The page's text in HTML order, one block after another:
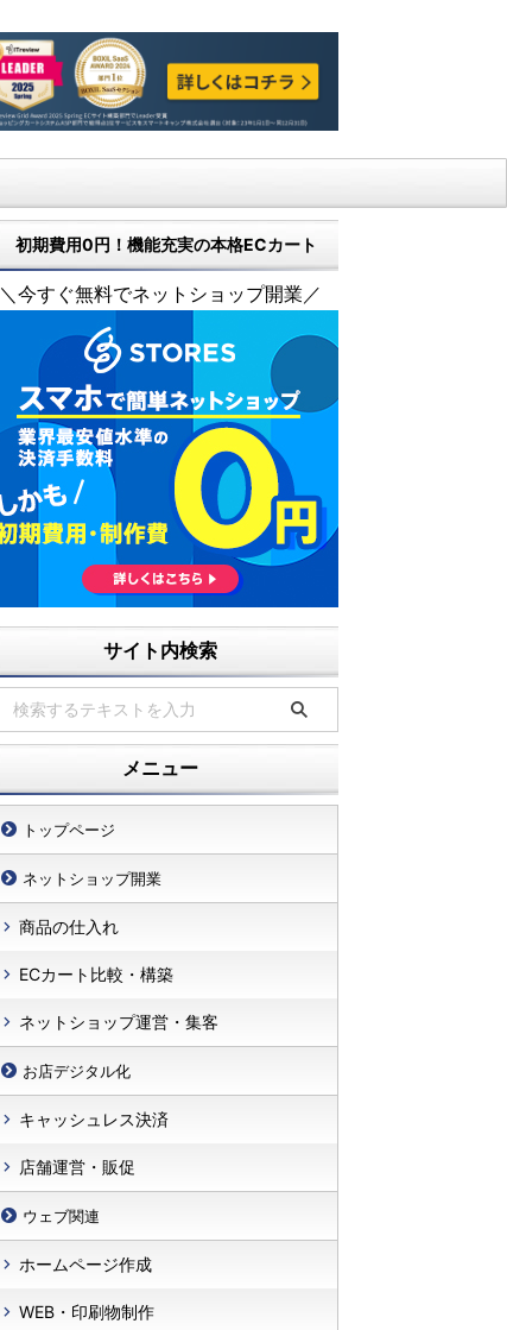
初期費用0円！機能充実の本格ECカート
＼今すぐ無料でネットショップ開業／
サイト内検索
メニュー
トップページ
ネットショップ開業
商品の仕入れ
ECカート比較・構築
ネットショップ運営・集客
お店デジタル化
キャッシュレス決済
店舗運営・販促
ウェブ関連
ホームページ作成
WEB・印刷物制作